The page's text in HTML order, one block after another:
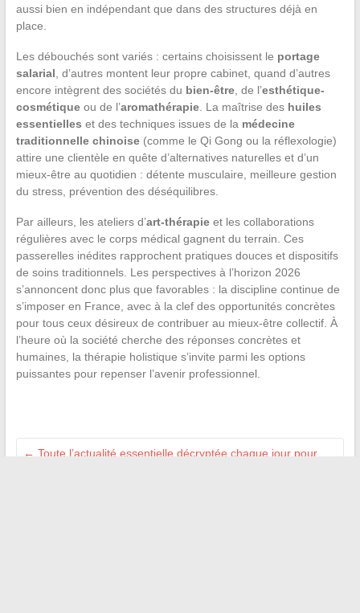
aussi bien en indépendant que dans des structures déjà en
place.
Les débouchés sont variés : certains choisissent le portage
salarial , d’autres montent leur propre cabinet, quand d’autres
encore intègrent des sociétés du bien-être, de l’esthétique-
cosmétiqueou de l’aromathérapie. La maîtrise des huiles
essentielles et des techniques issues de la médecine
traditionnelle chinoise(comme le Qi Gong ou la réflexologie)
attire une clientèle en quête d’alternatives naturelles et d’un
mieux-être au quotidien : détente musculaire, meilleure gestion
du stress, prévention des déséquilibres.
Par ailleurs, les ateliers d’art-thérapieet les collaborations
régulières avec le corps médical gagnent du terrain. Ces
passerelles inédites rapprochent pratiques douces et dispositifs
de soins traditionnels. Les perspectives à l’horizon 2026
s’annoncent donc plus que favorables : la discipline continue de
s’imposer en France, avec à la clef des opportunités concrètes
pour tous ceux désireux de contribuer au mieux-être collectif. À
l’heure où la société cherche des réponses concrètes et
humaines, la thérapie holistique s’invite parmi les options
puissantes pour repenser l’avenir professionnel.
← Toute l’actualité essentielle décryptée chaque jour pour